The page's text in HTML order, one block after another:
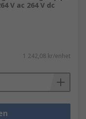
V ac 264 V dc
1 242,08 kr/enhet